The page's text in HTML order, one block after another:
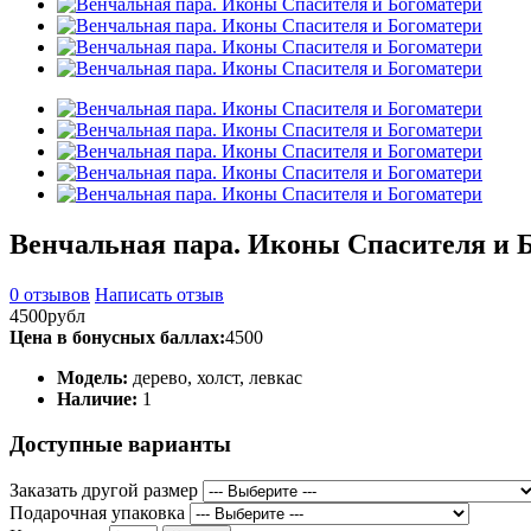
Венчальная пара. Иконы Спасителя и
0 отзывов Написать отзыв
4500рубл
Цена в бонусных баллах:4500
Модель: дерево, холст, левкас
Наличие: 1
Доступные варианты
Заказать другой размер
Подарочная упаковка